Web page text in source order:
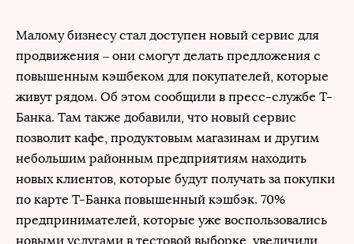
Малому бизнесу стал доступен новый сервис для
продвижения – они смогут делать предложения с
повышенным кэшбеком для покупателей, которые
живут рядом. Об этом сообщили в пресс-службе Т-
Банка. Там также добавили, что новый сервис
позволит кафе, продуктовым магазинам и другим
небольшим районным предприятиям находить
новых клиентов, которые будут получать за покупки
по карте Т-Банка повышенный кэшбэк. 70%
предпринимателей, которые уже воспользовались
новыми услугами в тестовой выборке, увеличили